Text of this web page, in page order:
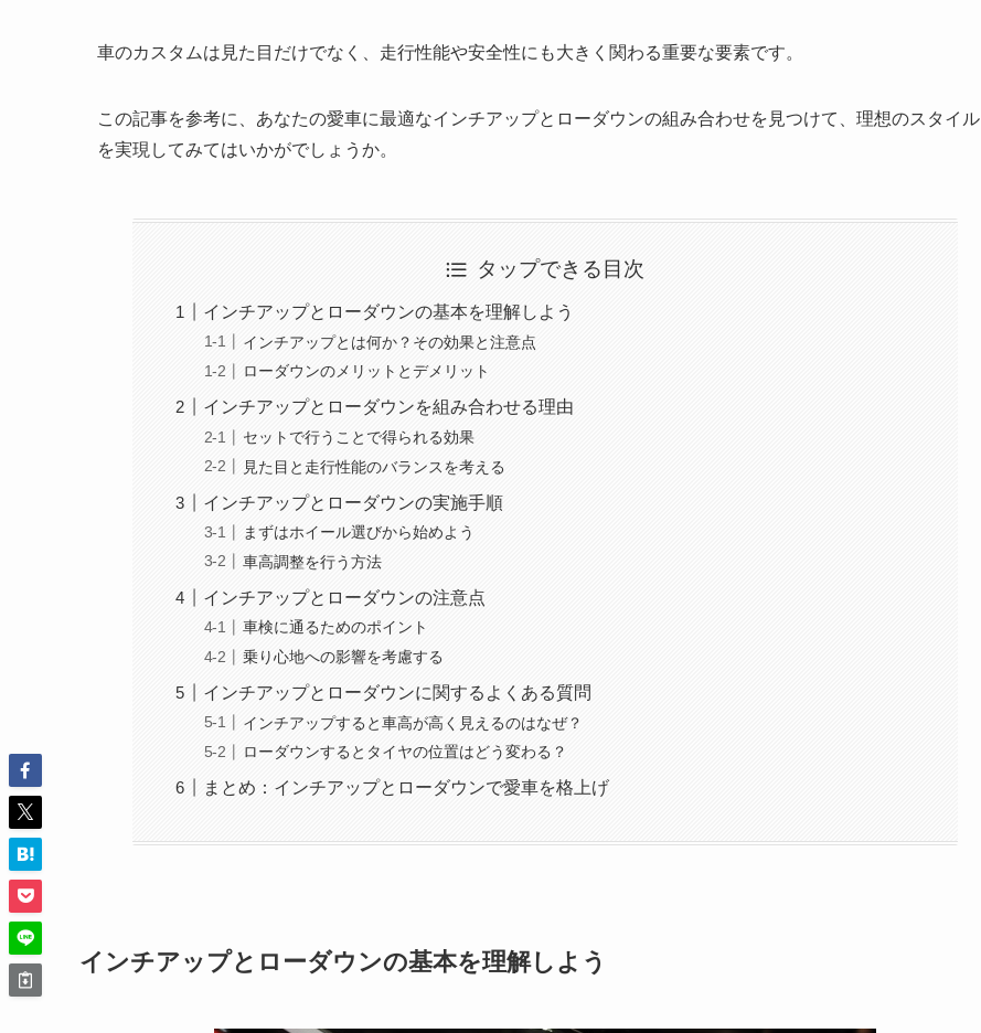
車のカスタムは見た目だけでなく、走行性能や安全性にも大きく関わる重要な要素です。
この記事を参考に、あなたの愛車に最適なインチアップとローダウンの組み合わせを見つけて、理想のスタイル
を実現してみてはいかがでしょうか。
タップできる目次
インチアップとローダウンの基本を理解しよう
インチアップとは何か？その効果と注意点
ローダウンのメリットとデメリット
インチアップとローダウンを組み合わせる理由
セットで行うことで得られる効果
見た目と走行性能のバランスを考える
インチアップとローダウンの実施手順
まずはホイール選びから始めよう
車高調整を行う方法
インチアップとローダウンの注意点
車検に通るためのポイント
乗り心地への影響を考慮する
インチアップとローダウンに関するよくある質問
インチアップすると車高が高く見えるのはなぜ？
ローダウンするとタイヤの位置はどう変わる？
まとめ：インチアップとローダウンで愛車を格上げ
インチアップとローダウンの基本を理解しよう